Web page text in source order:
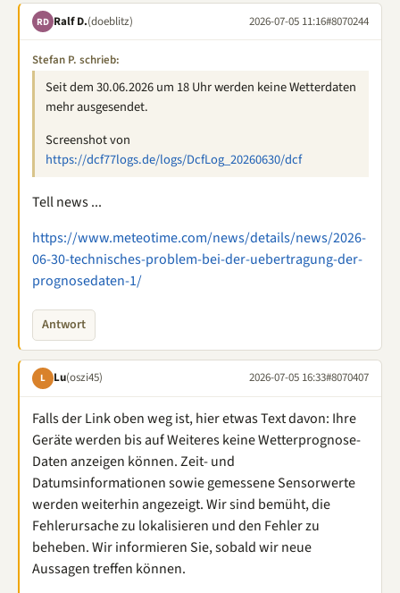
RD Ralf D.(doeblitz) 2026-07-05 11:16#8070244
Stefan P. schrieb:
Seit dem 30.06.2026 um 18 Uhr werden keine Wetterdaten
mehr ausgesendet.
Screenshot von
https://dcf77logs.de/logs/DcfLog_20260630/dcf
Tell news ...
https://www.meteotime.com/news/details/news/2026-
06-30-technisches-problem-bei-der-uebertragung-der-
prognosedaten-1/
Antwort
L Lu(oszi45) 2026-07-05 16:33#8070407
Falls der Link oben weg ist, hier etwas Text davon: Ihre
Geräte werden bis auf Weiteres keine Wetterprognose-
Daten anzeigen können. Zeit- und
Datumsinformationen sowie gemessene Sensorwerte
werden weiterhin angezeigt. Wir sind bemüht, die
Fehlerursache zu lokalisieren und den Fehler zu
beheben. Wir informieren Sie, sobald wir neue
Aussagen treffen können.